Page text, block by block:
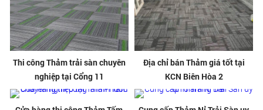
Thi công Thảm trải sàn chuyên
nghiệp tại Cổng 11
Địa chỉ bán Thảm giá tốt tại
KCN Biên Hòa 2